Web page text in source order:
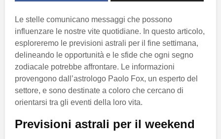
Le stelle comunicano messaggi che possono
influenzare le nostre vite quotidiane. In questo articolo,
esploreremo le previsioni astrali per il fine settimana,
delineando le opportunità e le sfide che ogni segno
zodiacale potrebbe affrontare. Le informazioni
provengono dall’astrologo Paolo Fox, un esperto del
settore, e sono destinate a coloro che cercano di
orientarsi tra gli eventi della loro vita.
Previsioni astrali per il weekend